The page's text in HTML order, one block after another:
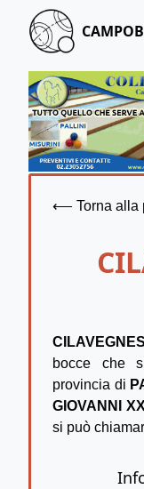
⟵ Torna alla
bocce che
provincia di
GIOVANNI
si può